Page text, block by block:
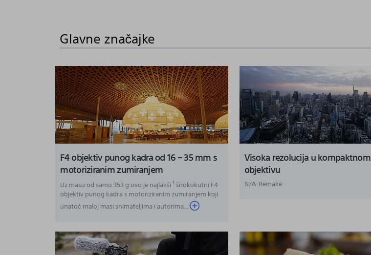
beginning
images
gallery
Glavne značajke
F4 objektiv punog kadra od 16 – 35 mm s
motoriziranim zumiranjem
Uz masu od samo 353 g ovo je najlakši1 širokokutni F4
objektiv punog kadra s motoriziranim zumiranjem koji
unatoč maloj masi snimateljima i autorima...
Visoka rezolucija u kompaktnom
objektivu
N/A-Remake